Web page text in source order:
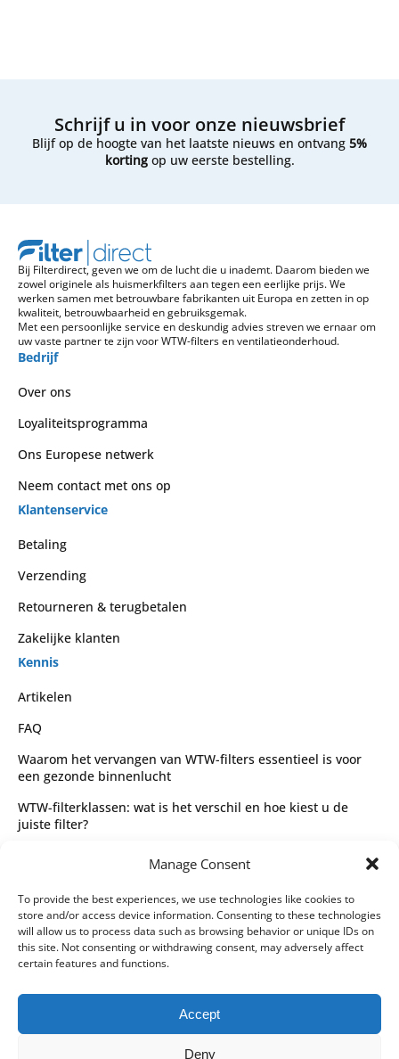
Manage Consent
To provide the best experiences, we use technologies like cookies to
store and/or access device information. Consenting to these technologies
will allow us to process data such as browsing behavior or unique IDs on
this site. Not consenting or withdrawing consent, may adversely affect
certain features and functions.
Accept
Deny
Schrijf u in voor onze nieuwsbrief
Blijf op de hoogte van het laatste nieuws en ontvang 5%
kortingop uw eerste bestelling.
Bij Filterdirect, geven we om de lucht die u inademt. Daarom bieden we
zowel originele als huismerkfilters aan tegen een eerlijke prijs. We
werken samen met betrouwbare fabrikanten uit Europa en zetten in op
kwaliteit, betrouwbaarheid en gebruiksgemak.
Met een persoonlijke service en deskundig advies streven we ernaar om
uw vaste partner te zijn voor WTW-filters en ventilatieonderhoud.
Bedrijf
Over ons
Loyaliteitsprogramma
Ons Europese netwerk
Neem contact met ons op
Klantenservice
Betaling
Verzending
Retourneren & terugbetalen
Zakelijke klanten
Kennis
Artikelen
FAQ
Waarom het vervangen van WTW-filters essentieel is voor
een gezonde binnenlucht
WTW-filterklassen: wat is het verschil en hoe kiest u de
juiste filter?
Complete gids voor WTW-filtertypes en het kiezen van de
Wettelijk
Algemene voorwaarden
Privacybeleid
Leveringspartners
Betaalmethoden